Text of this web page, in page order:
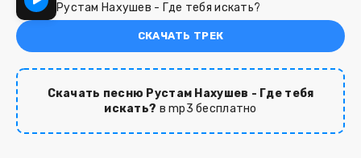
Рустам Нахушев - Где тебя искать?
СКАЧАТЬ ТРЕК
Скачать песню Рустам Нахушев - Где тебя
искать? в mp3 бесплатно